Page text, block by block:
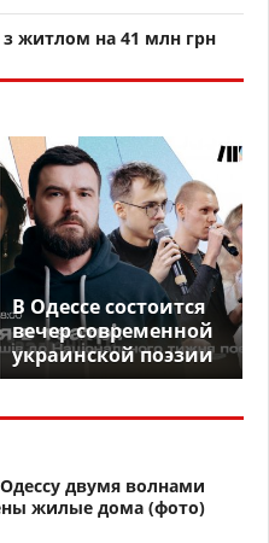
житлом на 41 млн грн
В Одессе состоится
вечер современной
украинской поэзии
двумя волнами
жилые дома (фото)